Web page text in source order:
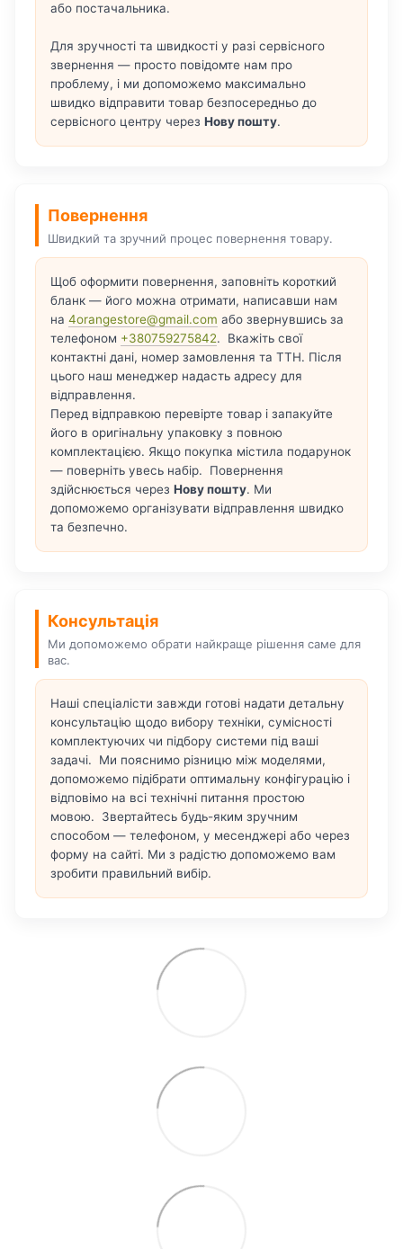
або постачальника.
Для зручності та швидкості у разі сервісного
звернення — просто повідомте нам про
проблему, і ми допоможемо максимально
швидко відправити товар безпосередньо до
сервісного центру через Нову пошту.
Повернення
Швидкий та зручний процес повернення товару.
Щоб оформити повернення, заповніть короткий
бланк — його можна отримати, написавши нам
на 4orangestore@gmail.com або звернувшись за
телефоном +380759275842. Вкажіть свої
контактні дані, номер замовлення та ТТН. Після
цього наш менеджер надасть адресу для
відправлення.
Перед відправкою перевірте товар і запакуйте
його в оригінальну упаковку з повною
комплектацією. Якщо покупка містила подарунок
— поверніть увесь набір. Повернення
здійснюється через Нову пошту. Ми
допоможемо організувати відправлення швидко
та безпечно.
Консультація
Ми допоможемо обрати найкраще рішення саме для
вас.
Наші спеціалісти завжди готові надати детальну
консультацію щодо вибору техніки, сумісності
комплектуючих чи підбору системи під ваші
задачі. Ми пояснимо різницю між моделями,
допоможемо підібрати оптимальну конфігурацію і
відповімо на всі технічні питання простою
мовою. Звертайтесь будь-яким зручним
способом — телефоном, у месенджері або через
форму на сайті. Ми з радістю допоможемо вам
зробити правильний вибір.